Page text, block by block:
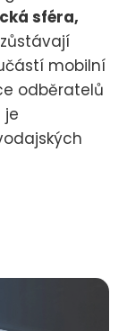
sféra,
mobilní
odběratelů
je